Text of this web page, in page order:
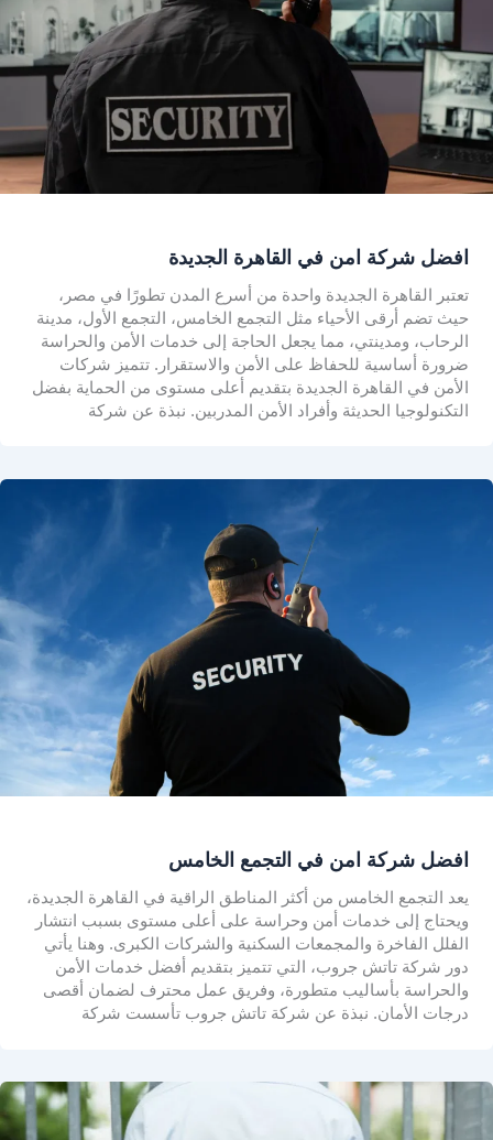
افضل شركة امن في القاهرة الجديدة
تعتبر القاهرة الجديدة واحدة من أسرع المدن تطورًا في مصر،
حيث تضم أرقى الأحياء مثل التجمع الخامس، التجمع الأول، مدينة
الرحاب، ومدينتي، مما يجعل الحاجة إلى خدمات الأمن والحراسة
ضرورة أساسية للحفاظ على الأمن والاستقرار. تتميز شركات
الأمن في القاهرة الجديدة بتقديم أعلى مستوى من الحماية بفضل
التكنولوجيا الحديثة وأفراد الأمن المدربين. نبذة عن شركة
افضل شركة امن في التجمع الخامس
يعد التجمع الخامس من أكثر المناطق الراقية في القاهرة الجديدة،
ويحتاج إلى خدمات أمن وحراسة على أعلى مستوى بسبب انتشار
الفلل الفاخرة والمجمعات السكنية والشركات الكبرى. وهنا يأتي
دور شركة تاتش جروب، التي تتميز بتقديم أفضل خدمات الأمن
والحراسة بأساليب متطورة، وفريق عمل محترف لضمان أقصى
درجات الأمان. نبذة عن شركة تاتش جروب تأسست شركة